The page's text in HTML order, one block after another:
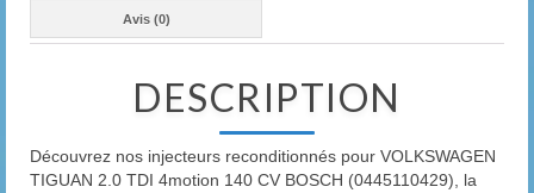
Avis (0)
DESCRIPTION
Découvrez nos injecteurs reconditionnés pour VOLKSWAGEN
TIGUAN 2.0 TDI 4motion 140 CV BOSCH (0445110429), la